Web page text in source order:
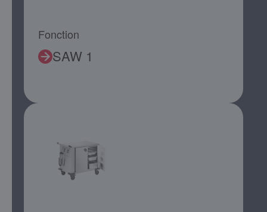
Fonction
SAW 1